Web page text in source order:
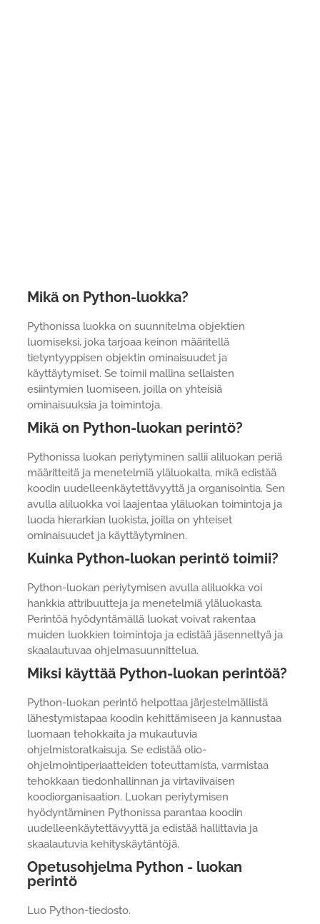
Mikä on Python-luokka?
Pythonissa luokka on suunnitelma objektien
luomiseksi, joka tarjoaa keinon määritellä
tietyntyyppisen objektin ominaisuudet ja
käyttäytymiset. Se toimii mallina sellaisten
esiintymien luomiseen, joilla on yhteisiä
ominaisuuksia ja toimintoja.
Mikä on Python-luokan perintö?
Pythonissa luokan periytyminen sallii aliluokan periä
määritteitä ja menetelmiä yläluokalta, mikä edistää
koodin uudelleenkäytettävyyttä ja organisointia. Sen
avulla aliluokka voi laajentaa yläluokan toimintoja ja
luoda hierarkian luokista, joilla on yhteiset
ominaisuudet ja käyttäytyminen.
Kuinka Python-luokan perintö toimii?
Python-luokan periytymisen avulla aliluokka voi
hankkia attribuutteja ja menetelmiä yläluokasta.
Perintöä hyödyntämällä luokat voivat rakentaa
muiden luokkien toimintoja ja edistää jäsenneltyä ja
skaalautuvaa ohjelmasuunnittelua.
Miksi käyttää Python-luokan perintöä?
Python-luokan perintö helpottaa järjestelmällistä
lähestymistapaa koodin kehittämiseen ja kannustaa
luomaan tehokkaita ja mukautuvia
ohjelmistoratkaisuja. Se edistää olio-
ohjelmointiperiaatteiden toteuttamista, varmistaa
tehokkaan tiedonhallinnan ja virtaviivaisen
koodiorganisaation. Luokan periytymisen
hyödyntäminen Pythonissa parantaa koodin
uudelleenkäytettävyyttä ja edistää hallittavia ja
skaalautuvia kehityskäytäntöjä.
Opetusohjelma Python - luokan
perintö
Luo Python-tiedosto.